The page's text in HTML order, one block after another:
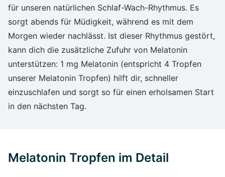
für unseren natürlichen Schlaf-Wach-Rhythmus. Es
sorgt abends für Müdigkeit, während es mit dem
Morgen wieder nachlässt. Ist dieser Rhythmus gestört,
kann dich die zusätzliche Zufuhr von Melatonin
unterstützen: 1 mg Melatonin (entspricht 4 Tropfen
unserer Melatonin Tropfen) hilft dir, schneller
einzuschlafen und sorgt so für einen erholsamen Start
in den nächsten Tag.
Melatonin Tropfen im Detail